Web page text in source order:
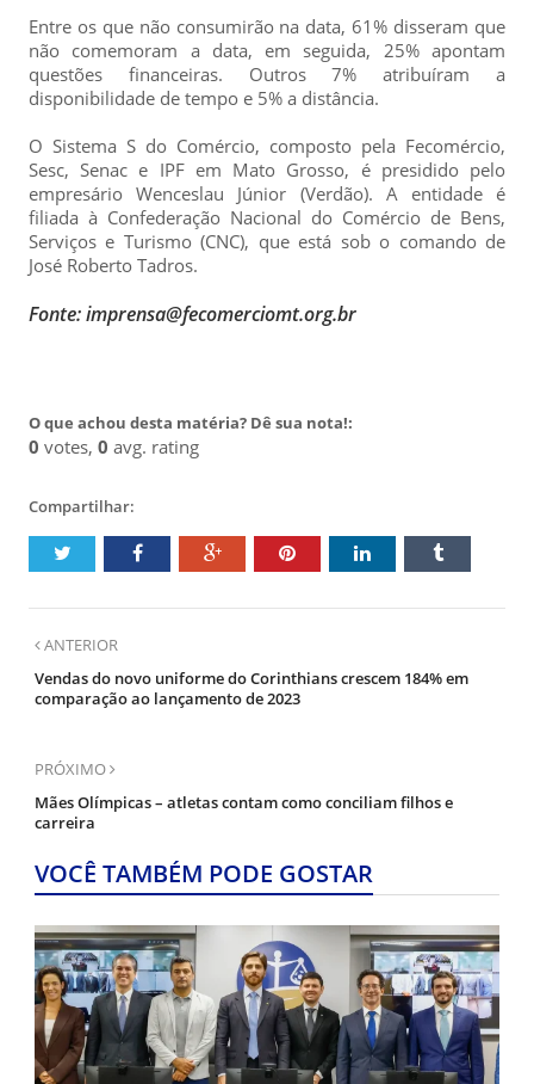
Entre os que não consumirão na data, 61% disseram que
não comemoram a data, em seguida, 25% apontam
questões financeiras. Outros 7% atribuíram a
disponibilidade de tempo e 5% a distância.
O Sistema S do Comércio, composto pela Fecomércio,
Sesc, Senac e IPF em Mato Grosso, é presidido pelo
empresário Wenceslau Júnior (Verdão). A entidade é
filiada à Confederação Nacional do Comércio de Bens,
Serviços e Turismo (CNC), que está sob o comando de
José Roberto Tadros.
Fonte: imprensa@fecomerciomt.org.br
O que achou desta matéria? Dê sua nota!:
0 votes, 0 avg. rating
Compartilhar:
ANTERIOR
Vendas do novo uniforme do Corinthians crescem 184% em
comparação ao lançamento de 2023
PRÓXIMO
Mães Olímpicas – atletas contam como conciliam filhos e
carreira
VOCÊ TAMBÉM PODE GOSTAR